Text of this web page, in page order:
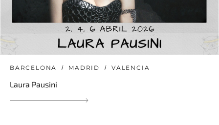
BARCELONA MADRID VALENCIA
Laura Pausini